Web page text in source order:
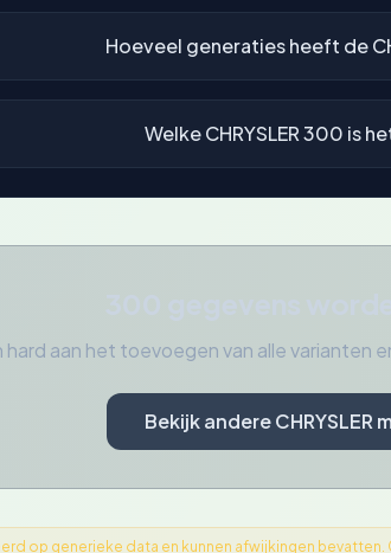
Hoeveel generaties heeft de
Welke CHRYSLER 300 is
hard aan het toevoegen van alle varianten
Bekijk andere CHRYSLER
op generieke data en kunnen afwijkingen